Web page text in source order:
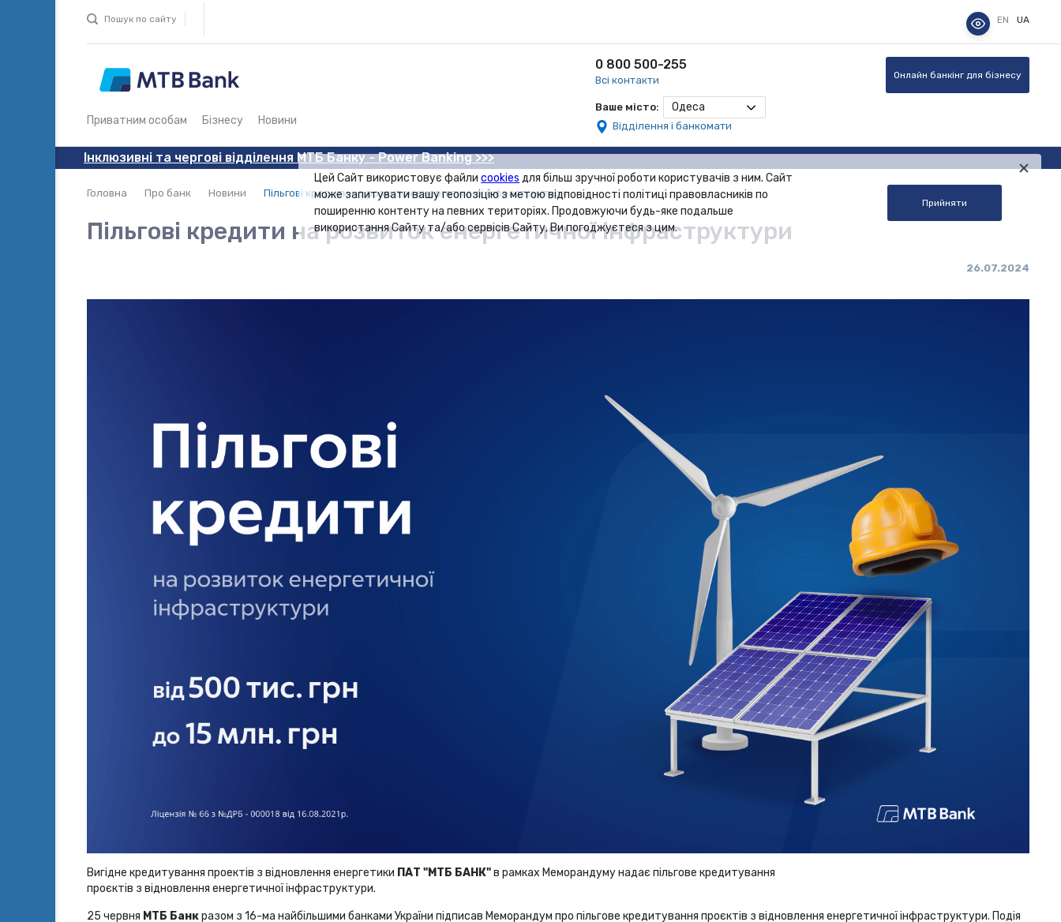
Пошук по сайту EN UA
Приватним особам Бізнесу Новини
0 800 500-255
Всі контакти
Ваше місто: Одеса
Відділення і банкомати
Онлайн банкінг для бізнесу
Інклюзивні та чергові відділення МТБ Банку - Power Banking >>>
Головна Про банк Новини Пільгові кредити на розвиток енергетичної інфраструктури
Пільгові кредити на розвиток енергетичної інфраструктури
26.07.2024
Вигідне кредитування проектів з відновлення енергетики ПАТ "МТБ БАНК"в рамках Меморандуму надає пільгове кредитування
проєктів з відновлення енергетичної інфраструктури.
25 червня МТБ Банкразом з 16-ма найбільшими банками України підписав Меморандум про пільгове кредитування проєктів з відновлення енергетичної інфраструктури. Подія
Цей Сайт використовує файлиcookies для більш зручної роботи користувачів з ним. Сайт
може запитувати вашу геопозіцію з метою відповідності політиці правовласників по
поширенню контенту на певних територіях. Продовжуючи будь-яке подальше
використання Сайту та/або сервісів Сайту, Ви погоджуєтеся з цим.
Прийняти